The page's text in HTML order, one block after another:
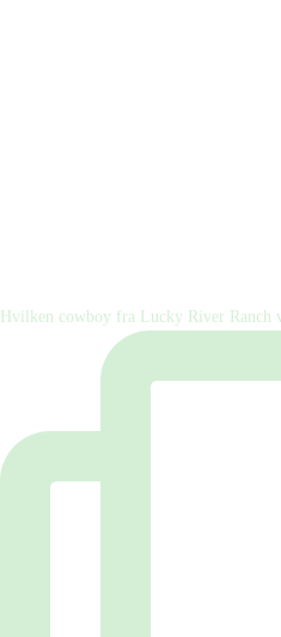
Hvilken cowboy fra Lucky River Ranch